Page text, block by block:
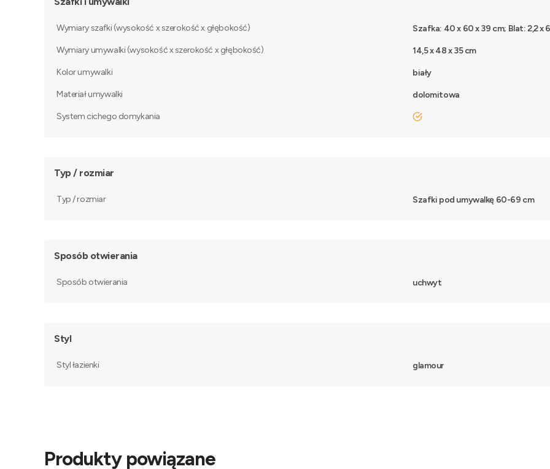
Wymiary szafki (wysokość x szerokość x głębokość) Szafka: 40 x 60 x 39 cm; Blat: 2,2 x
Wymiary umywalki (wysokość x szerokość x głębokość) 14,5 x 48 x 35 cm
Kolor umywalki biały
Materiał umywalki dolomitowa
System cichego domykania tak
Typ / rozmiar
Typ / rozmiar Szafki pod umywalkę 60-69 cm
Sposób otwierania
Sposób otwierania uchwyt
Styl
Styl łazienki glamour
Produkty powiązane